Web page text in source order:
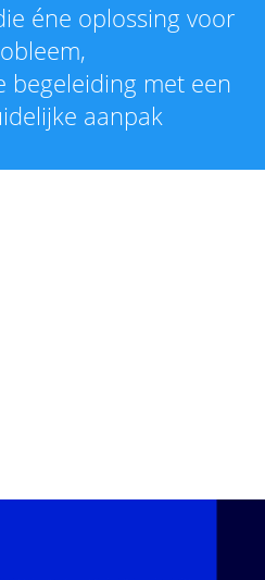
éne oplossing voor
begeleiding met een
aanpak